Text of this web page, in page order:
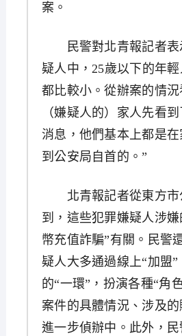
案。
民警對北青報記者表
疑人中，25歲以下的年
都比較小。從辦案的情
（嫌疑人的）家人先看
消息，他們基本上都是
到公安局自首的。”
北青報記者從東方市
到，這些犯罪嫌疑人涉
幣充值詐騙”有關。民警
疑人大多通過線上“加盟
的“一環”，扮演各種“角
案件的具體情況、涉及
進一步偵辦中。此外，